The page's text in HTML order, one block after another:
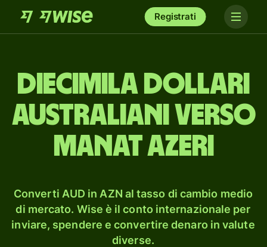
Registrati
dieci­mila dollari
australiani verso
manat azeri
Converti AUD in AZN al tasso di cambio medio
di mercato. Wise è il conto internazionale per
inviare, spendere e convertire denaro in valute
diverse.